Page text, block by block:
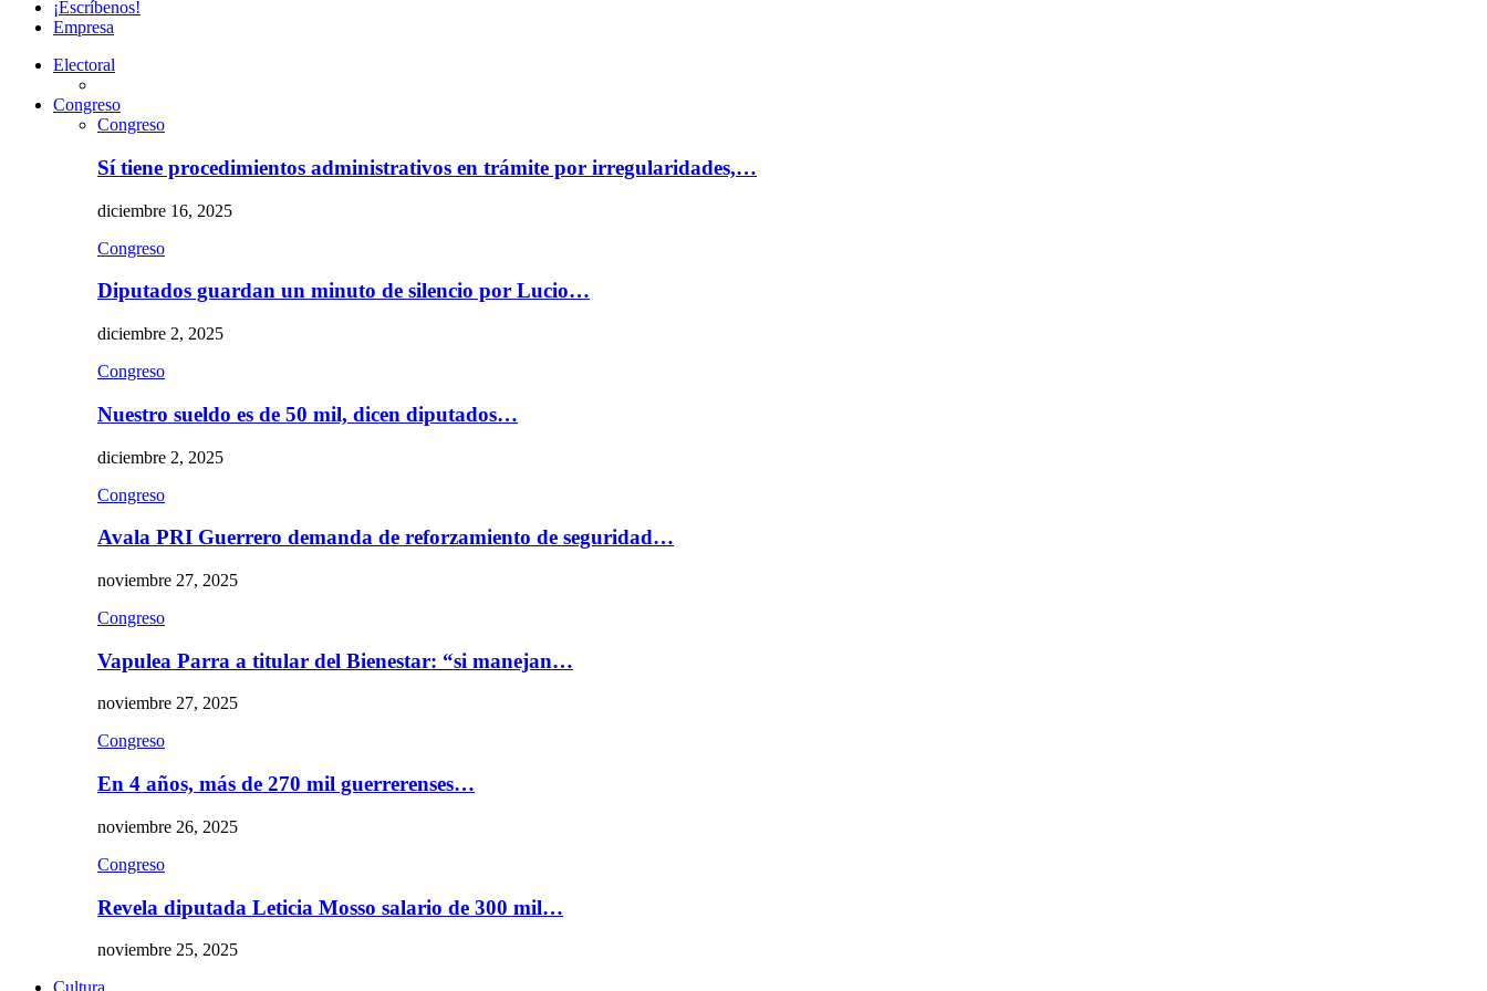
¡Escríbenos!
Empresa
Electoral
Congreso
Congreso
Sí tiene procedimientos administrativos en trámite por irregularidades,…
diciembre 16, 2025
Congreso
Diputados guardan un minuto de silencio por Lucio…
diciembre 2, 2025
Congreso
Nuestro sueldo es de 50 mil, dicen diputados…
diciembre 2, 2025
Congreso
Avala PRI Guerrero demanda de reforzamiento de seguridad…
noviembre 27, 2025
Congreso
Vapulea Parra a titular del Bienestar: “si manejan…
noviembre 27, 2025
Congreso
En 4 años, más de 270 mil guerrerenses…
noviembre 26, 2025
Congreso
Revela diputada Leticia Mosso salario de 300 mil…
noviembre 25, 2025